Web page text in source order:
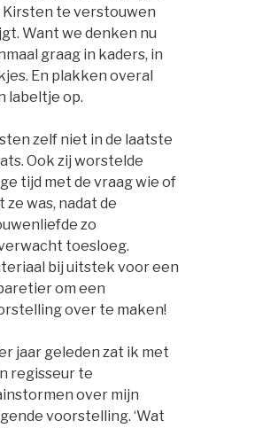
Kirsten te verstouwen
Want we denken nu
graag in kaders, in
En plakken overal
labeltje op.
zelf niet in de laatste
Ook zij worstelde
tijd met de vraag wie of
ze was, nadat de
zo
toesloeg.
bij uitstek voor een
om een
over te maken!
jaar geleden zat ik met
regisseur te
over mijn
voorstelling. ‘Wat